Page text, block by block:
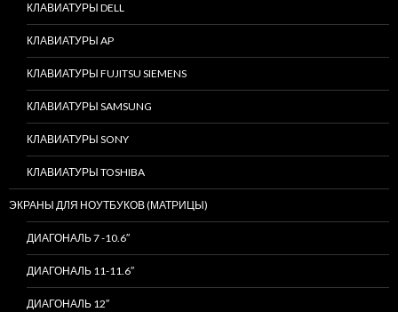
КЛАВИАТУРЫ DELL
КЛАВИАТУРЫ AP
КЛАВИАТУРЫ FUJITSU SIEMENS
КЛАВИАТУРЫ SAMSUNG
КЛАВИАТУРЫ SONY
КЛАВИАТУРЫ TOSHIBA
ЭКРАНЫ ДЛЯ НОУТБУКОВ (МАТРИЦЫ)
ДИАГОНАЛЬ 7 -10.6″
ДИАГОНАЛЬ 11-11.6″
ДИАГОНАЛЬ 12″